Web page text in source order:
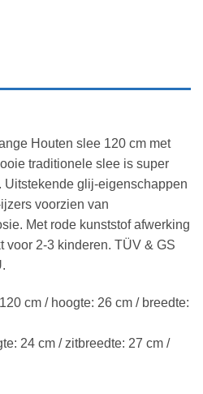
Houten slee 120 cm met
traditionele slee is super
Uitstekende glij-eigenschappen
voorzien van
Met rode kunststof afwerking
voor 2-3 kinderen. TÜV & GS
cm / hoogte: 26 cm / breedte:
24 cm / zitbreedte: 27 cm /